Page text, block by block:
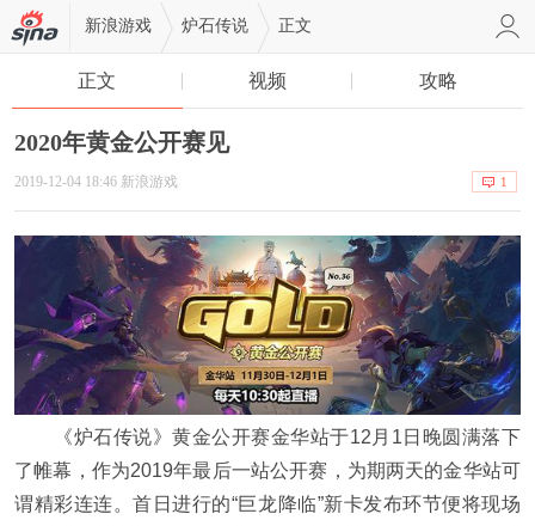
新浪游戏 炉石传说 正文
正文 视频 攻略
2020年黄金公开赛见
2019-12-04 18:46 新浪游戏 1
《炉石传说》黄金公开赛金华站于12月1日晚圆满落下
了帷幕，作为2019年最后一站公开赛，为期两天的金华站可
谓精彩连连。首日进行的“巨龙降临”新卡发布环节便将现场